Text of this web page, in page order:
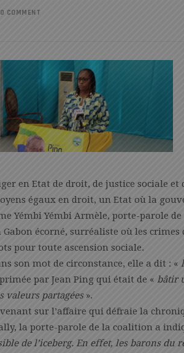
0 COMMENT
en Etat de droit, de justice sociale et
égaux en droit, un Etat où la
Yémbi Yémbi Armèle, porte-parole
Gabon écorné, surréaliste où les
pour toute ascension sociale.
son mot de circonstance, elle a dit : «
par Jean Ping qui était de « bâtir
valeurs partagées».
sur l’affaire qui défraie la
la porte-parole de la coalition a
de l’iceberg. En effet, les barons